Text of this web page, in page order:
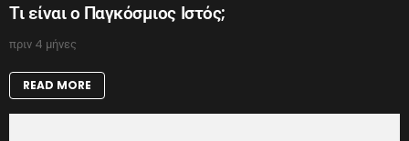
Τι είναι ο Παγκόσμιος Ιστός;
πριν 4 μήνες
READ MORE